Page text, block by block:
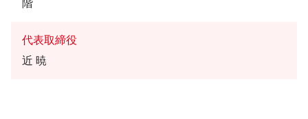
階
代表取締役
近 暁